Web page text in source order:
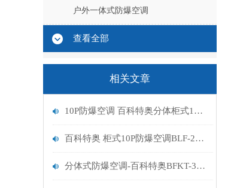
户外一体式防爆空调
查看全部
相关文章
10P防爆空调 百科特奥分体柜式10P防爆空调BLF-28
百科特奥 柜式10P防爆空调BLF-28 与普通空调有什么区别
分体式防爆空调-百科特奥BFKT-3.5-临汾防爆空调